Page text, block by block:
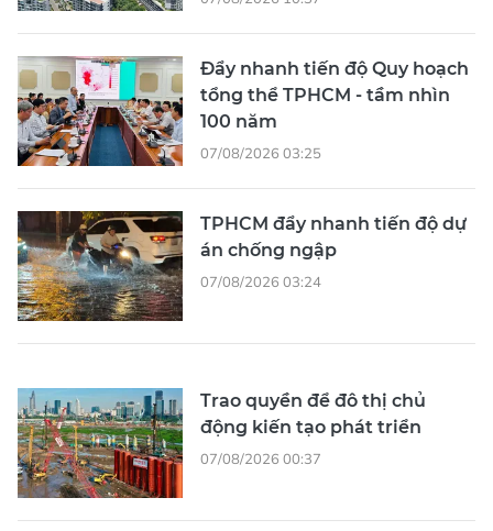
Đẩy nhanh tiến độ Quy hoạch
tổng thể TPHCM - tầm nhìn
100 năm
07/08/2026 03:25
TPHCM đẩy nhanh tiến độ dự
án chống ngập
07/08/2026 03:24
Trao quyền để đô thị chủ
động kiến tạo phát triển
07/08/2026 00:37